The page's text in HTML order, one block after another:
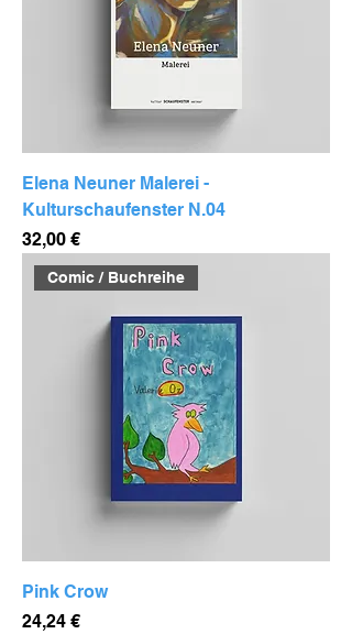
Elena Neuner Malerei -
Kulturschaufenster N.04
Preis
32,00 €
Comic / Buchreihe
Pink Crow
Preis
24,24 €